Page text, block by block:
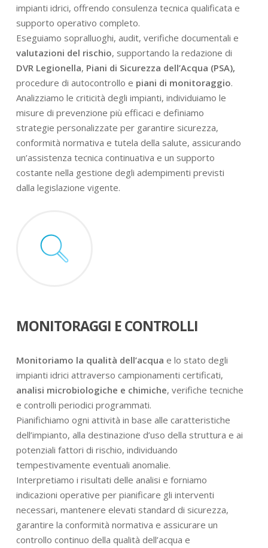
impianti idrici, offrendo consulenza tecnica qualificata e
supporto operativo completo.
Eseguiamo sopralluoghi, audit, verifiche documentali e
valutazioni del rischio, supportando la redazione di
DVR Legionella, Piani di Sicurezza dell’Acqua (PSA),
procedure di autocontrollo e piani di monitoraggio.
Analizziamo le criticità degli impianti, individuiamo le
misure di prevenzione più efficaci e definiamo
strategie personalizzate per garantire sicurezza,
conformità normativa e tutela della salute, assicurando
un’assistenza tecnica continuativa e un supporto
costante nella gestione degli adempimenti previsti
dalla legislazione vigente.
MONITORAGGI E CONTROLLI
Monitoriamo la qualità dell’acqua e lo stato degli
impianti idrici attraverso campionamenti certificati,
analisi microbiologiche e chimiche, verifiche tecniche
e controlli periodici programmati.
Pianifichiamo ogni attività in base alle caratteristiche
dell’impianto, alla destinazione d’uso della struttura e ai
potenziali fattori di rischio, individuando
tempestivamente eventuali anomalie.
Interpretiamo i risultati delle analisi e forniamo
indicazioni operative per pianificare gli interventi
necessari, mantenere elevati standard di sicurezza,
garantire la conformità normativa e assicurare un
controllo continuo della qualità dell’acqua e